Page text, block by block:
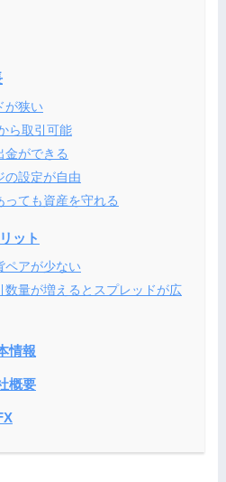
が狭い
ら取引可能
ができる
設定が自由
ても資産を守れる
ット
アが少ない
量が増えるとスプレッドが広
情報
概要